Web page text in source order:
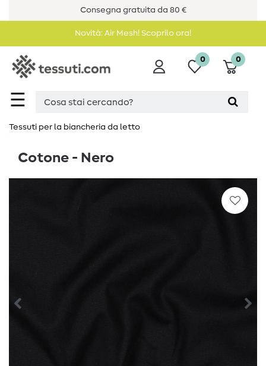
Consegna gratuita da 80 €
Novità: Air Mesh! Scoprilo ora!
☰
0 0
Tessuti per la biancheria da letto
Cotone - Nero